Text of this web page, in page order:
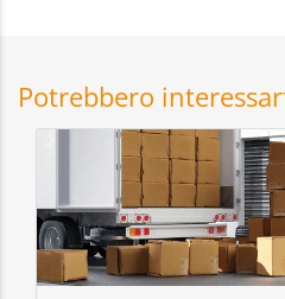
Potrebbero